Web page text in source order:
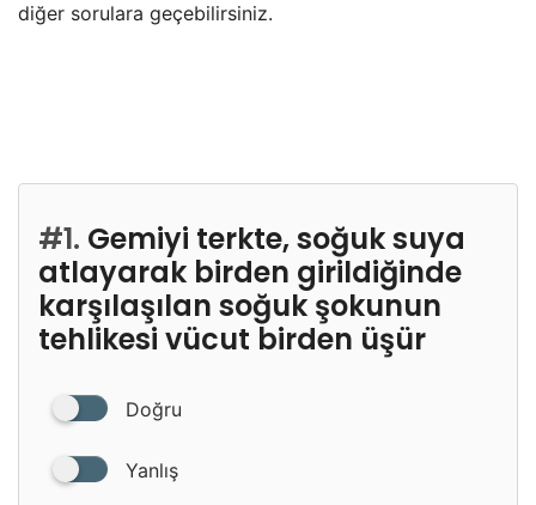
diğer sorulara geçebilirsiniz.
#1. Gemiyi terkte, soğuk suya
atlayarak birden girildiğinde
karşılaşılan soğuk şokunun
tehlikesi vücut birden üşür
Doğru
Yanlış